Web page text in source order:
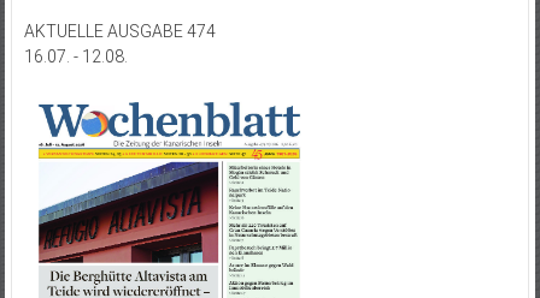
AKTUELLE AUSGABE 474
16.07. - 12.08.